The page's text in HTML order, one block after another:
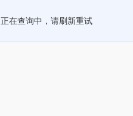
正在查询中，请刷新重试